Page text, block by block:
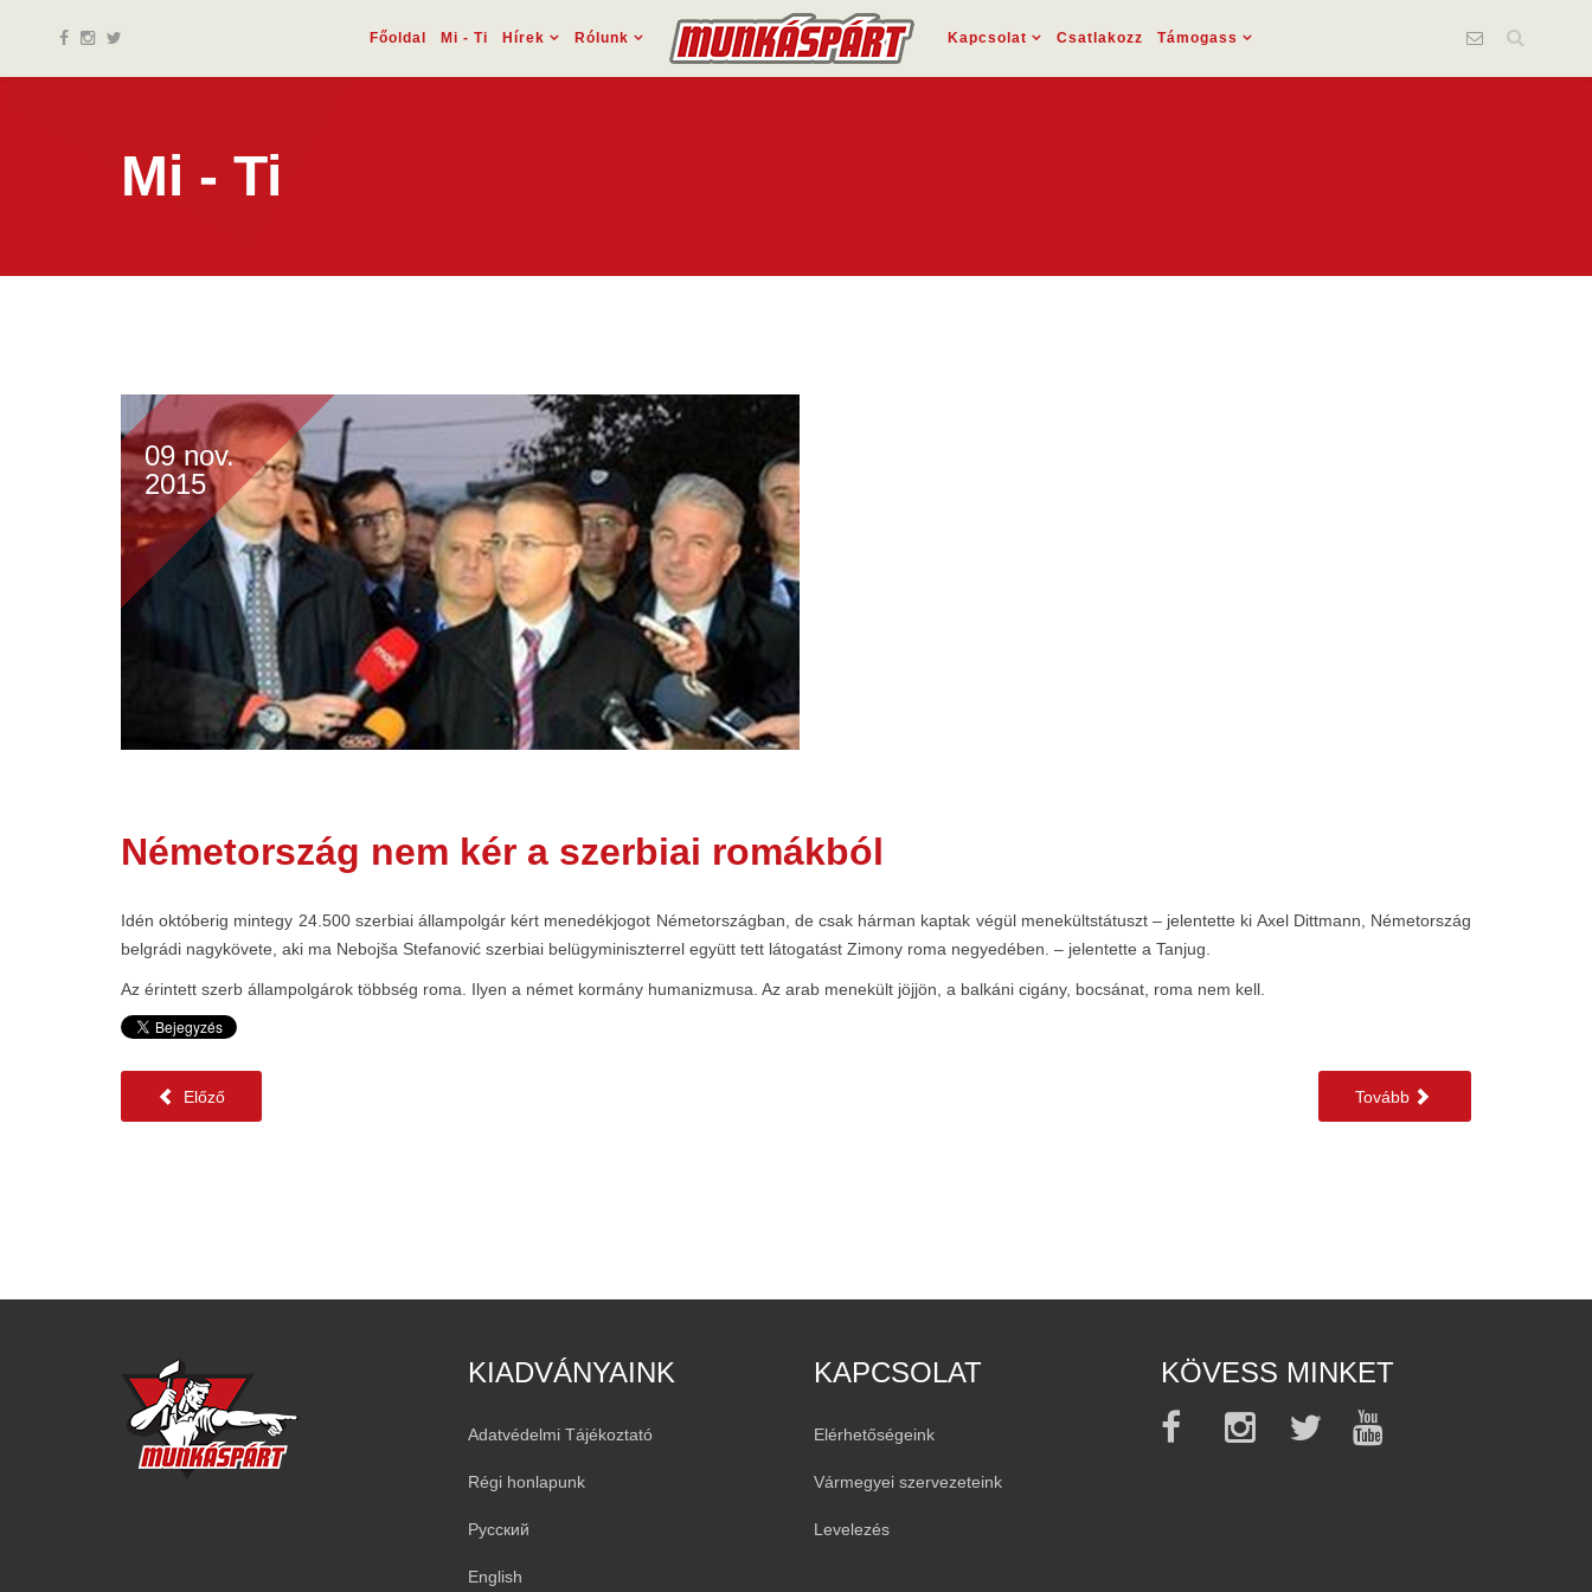
Főoldal Mi - Ti Hírek Rólunk Kapcsolat Csatlakozz Támogass
Mi - Ti
09 nov.
2015
Németország nem kér a szerbiai romákból
Idén októberig mintegy 24.500 szerbiai állampolgár kért menedékjogot Németországban, de csak hárman kaptak végül menekültstátuszt – jelentette ki Axel Dittmann, Németország
belgrádi nagykövete, aki ma Nebojša Stefanović szerbiai belügyminiszterrel együtt tett látogatást Zimony roma negyedében. – jelentette a Tanjug.
Az érintett szerb állampolgárok többség roma. Ilyen a német kormány humanizmusa. Az arab menekült jöjjön, a balkáni cigány, bocsánat, roma nem kell.
Előző Tovább
KIADVÁNYAINK
Adatvédelmi Tájékoztató
Régi honlapunk
Русский
English
KAPCSOLAT
Elérhetőségeink
Vármegyei szervezeteink
Levelezés
KÖVESS MINKET